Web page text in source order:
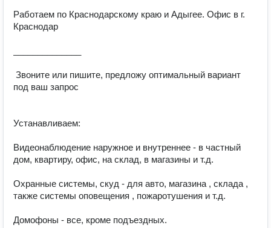
Работаем по Краснодарскому краю и Адыгее. Офис в г.
Краснодар
под ваш запрос
Устанавливаем:
Видеонаблюдение наружное и внутреннее - в частный
дом, квартиру, офис, на склад, в магазины и т.д.
Охранные системы, скуд - для авто, магазина , склада ,
также системы оповещения , пожаротушения и т.д.
Домофоны - все, кроме подъездных.